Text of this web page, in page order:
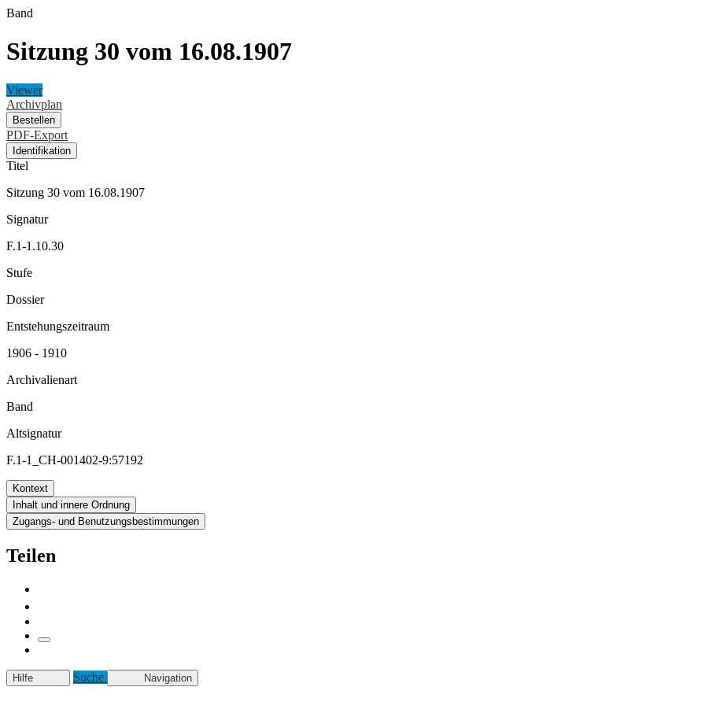
Band
Sitzung 30 vom 16.08.1907
Viewer
Archivplan
Bestellen
PDF-Export
Identifikation
Titel
Sitzung 30 vom 16.08.1907
Signatur
F.1-1.10.30
Stufe
Dossier
Entstehungszeitraum
1906 - 1910
Archivalienart
Band
Altsignatur
F.1-1_CH-001402-9:57192
Kontext
Inhalt und innere Ordnung
Zugangs- und Benutzungsbestimmungen
Teilen
Hilfe Suche Navigation